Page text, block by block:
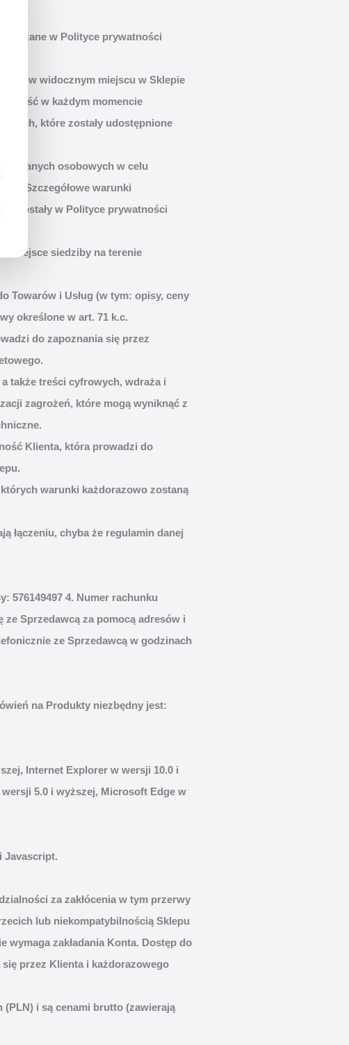
w Polityce prywatności
są w widocznym miejscu w Sklepie
w każdym momencie
które zostały udostępnione
danych osobowych w celu
Szczegółowe warunki
zostały w Polityce prywatności
miejsce siedziby na terenie
Towarów i Usług (w tym: opisy, ceny
określone w art. 71 k.c.
do zapoznania się przez
także treści cyfrowych, wdraża i
zagrożeń, które mogą wyniknąć z
Klienta, która prowadzi do
warunki każdorazowo zostaną
łączeniu, chyba że regulamin danej
576149497 4. Numer rachunku
ze Sprzedawcą za pomocą adresów i
ze Sprzedawcą w godzinach
na Produkty niezbędny jest:
Internet Explorer w wersji 10.0 i
5.0 i wyższej, Microsoft Edge w
Javascript.
za zakłócenia w tym przerwy
lub niekompatybilnością Sklepu
zakładania Konta. Dostęp do
przez Klienta i każdorazowego
i są cenami brutto (zawierają